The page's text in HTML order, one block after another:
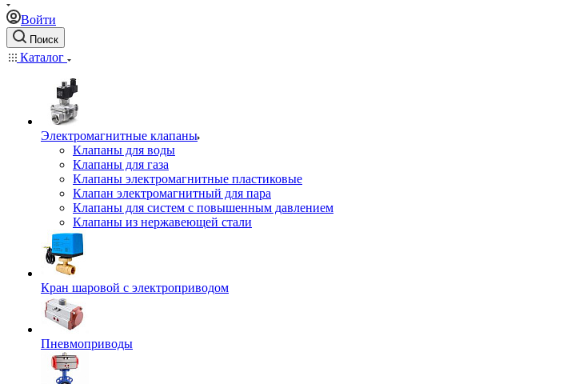
Войти
Поиск
Каталог
Электромагнитные клапаны
Клапаны для воды
Клапаны для газа
Клапаны электромагнитные пластиковые
Клапан электромагнитный для пара
Клапаны для систем с повышенным давлением
Клапаны из нержавеющей стали
Кран шаровой с электроприводом
Пневмоприводы